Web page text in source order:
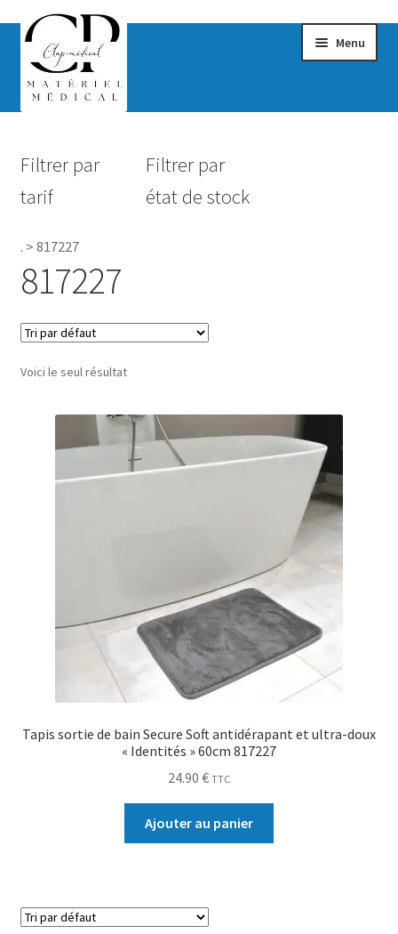
Menu
Hygiène
Accessoires Salle de bain
Filtrer par
tarif
Filtrer par
état de stock
. > 817227
817227
Voici le seul résultat
Tapis sortie de bain Secure Soft antidérapant et ultra-doux
« Identités » 60cm 817227
24.90 € TTC
Ajouter au panier